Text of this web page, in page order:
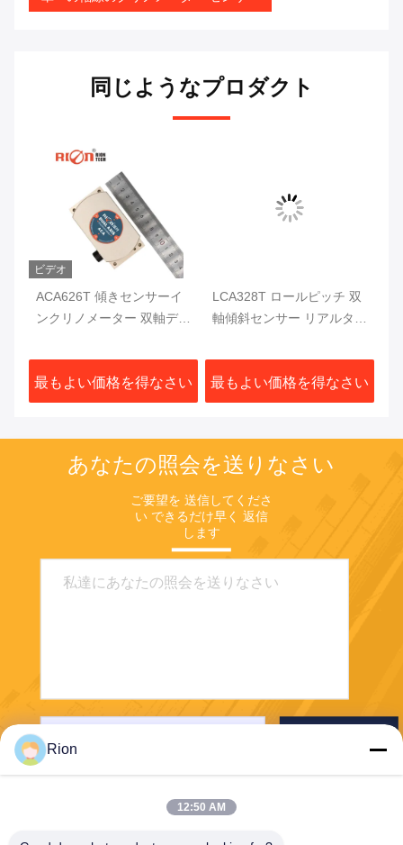
同じようなプロダクト
ビデオ
ACA626T 傾きセンサーイ
ンクリノメーター 双軸デジ
最もよい価格を得なさい
LCA328T ロールピッチ 双
軸傾斜センサー リアルタイ
ー
最もよい価格を得なさい
あなたの照会を送りなさい
ご要望を 送信してくださ
い できるだけ早く 返信
します
Rion
12:50 AM